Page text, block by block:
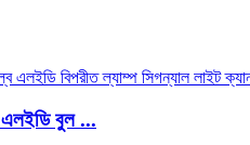
এলইডি বুল ...